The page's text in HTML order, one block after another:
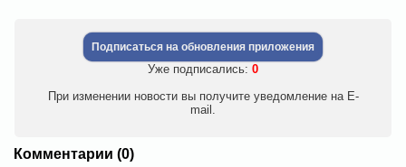
Подписаться на обновления приложения
Уже подписались: 0
При изменении новости вы получите уведомление на E-
mail.
Комментарии (0)